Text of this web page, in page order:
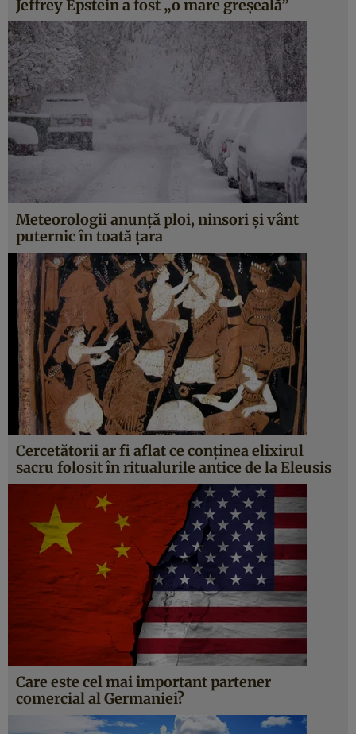
Jeffrey Epstein a fost „o mare greșeală”
Meteorologii anunță ploi, ninsori și vânt
puternic în toată țara
Cercetătorii ar fi aflat ce conținea elixirul
sacru folosit în ritualurile antice de la Eleusis
Care este cel mai important partener
comercial al Germaniei?